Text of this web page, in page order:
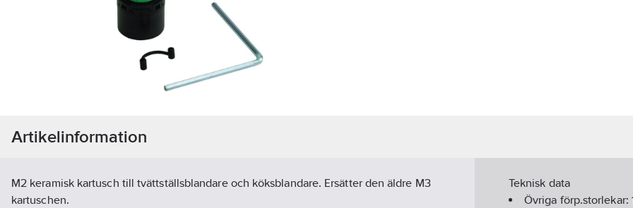
Artikelinformation
M2 keramisk kartusch till tvättställsblandare och köksblandare. Ersätter den äldre M3
kartuschen.
Teknisk data
Övriga förp.storlekar: